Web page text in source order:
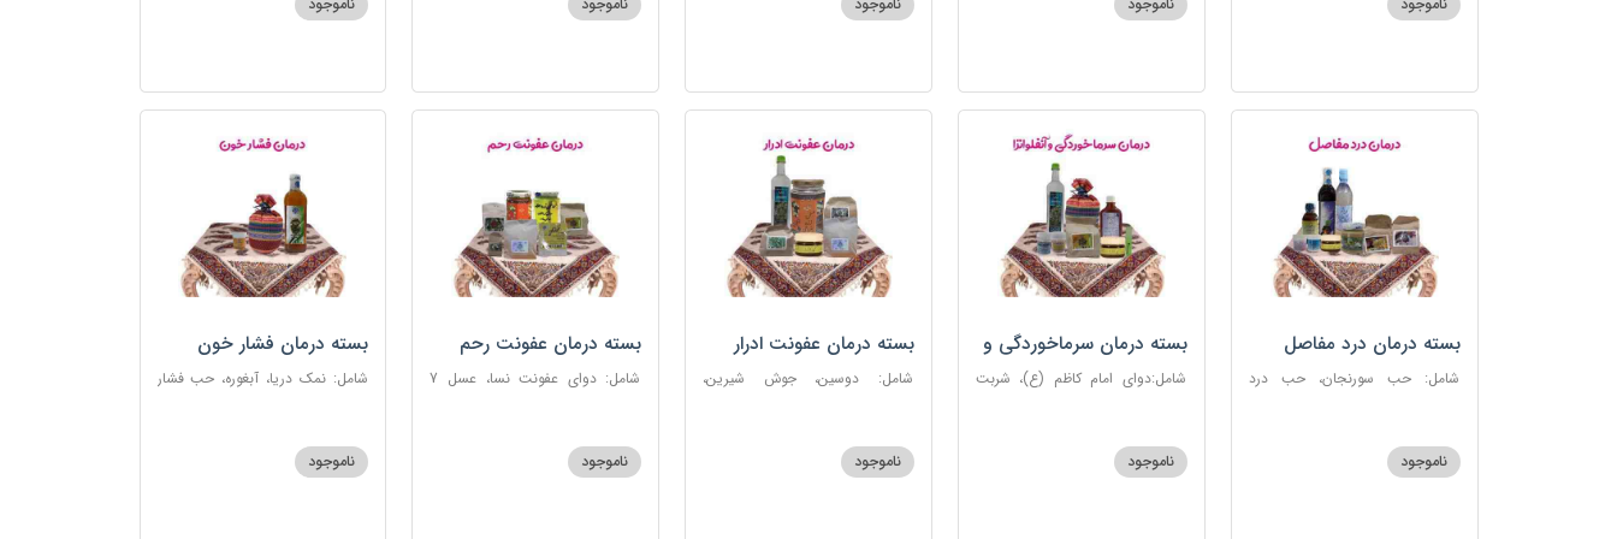
ناموجود
ناموجود
روغن و قطره بنفشه
ناموجود
ناموجود
ناموجود
بسته درمان درد مفاصل
شامل: حب سورنجان، حب درد
دوغ شتر، روغن گرم کد123
ناموجود
بسته درمان سرماخوردگی و
آنفلوانزا
شامل:دوای امام کاظم (ع)، شربت
دریاناموجود
بسته درمان عفونت ادرار
شامل: دوسین، جوش شیرین،
ناموجود
بسته درمان عفونت رحم
شامل: دوای عفونت نسا، عسل 7
اعلاناموجود
بسته درمان فشار خون
شامل: نمک دریا، آبغوره، حب فشار
ناموجود